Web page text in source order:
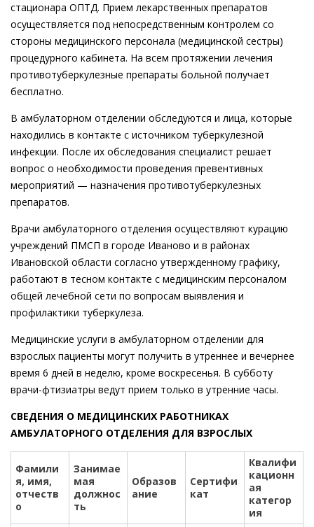
стационара ОПТД. Прием лекарственных препаратов
осуществляется под непосредственным контролем со
стороны медицинского персонала (медицинской сестры)
процедурного кабинета. На всем протяжении лечения
противотуберкулезные препараты больной получает
бесплатно.
В амбулаторном отделении обследуются и лица, которые
находились в контакте с источником туберкулезной
инфекции. После их обследования специалист решает
вопрос о необходимости проведения превентивных
мероприятий — назначения противотуберкулезных
препаратов.
Врачи амбулаторного отделения осуществляют курацию
учреждений ПМСП в городе Иваново и в районах
Ивановской области согласно утвержденному графику,
работают в тесном контакте с медицинским персоналом
общей лечебной сети по вопросам выявления и
профилактики туберкулеза.
Медицинские услуги в амбулаторном отделении для
взрослых пациенты могут получить в утреннее и вечернее
время 6 дней в неделю, кроме воскресенья. В субботу
врачи-фтизиатры ведут прием только в утренние часы.
СВЕДЕНИЯ О МЕДИЦИНСКИХ РАБОТНИКАХ
АМБУЛАТОРНОГО ОТДЕЛЕНИЯ ДЛЯ ВЗРОСЛЫХ
Фамили
я, имя,
отчеств
о
Занимае
мая
должнос
ть
Образов
ание
Сертифи
кат
Квалифи
кационн
ая
категор
ия